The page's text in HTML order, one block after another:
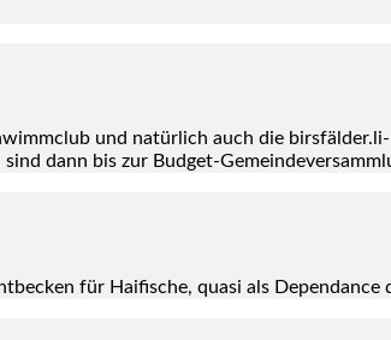
und natür­lich auch die
dann bis zur Bud­get-
für Hai­fi­sche, qua­si als Depen­dance